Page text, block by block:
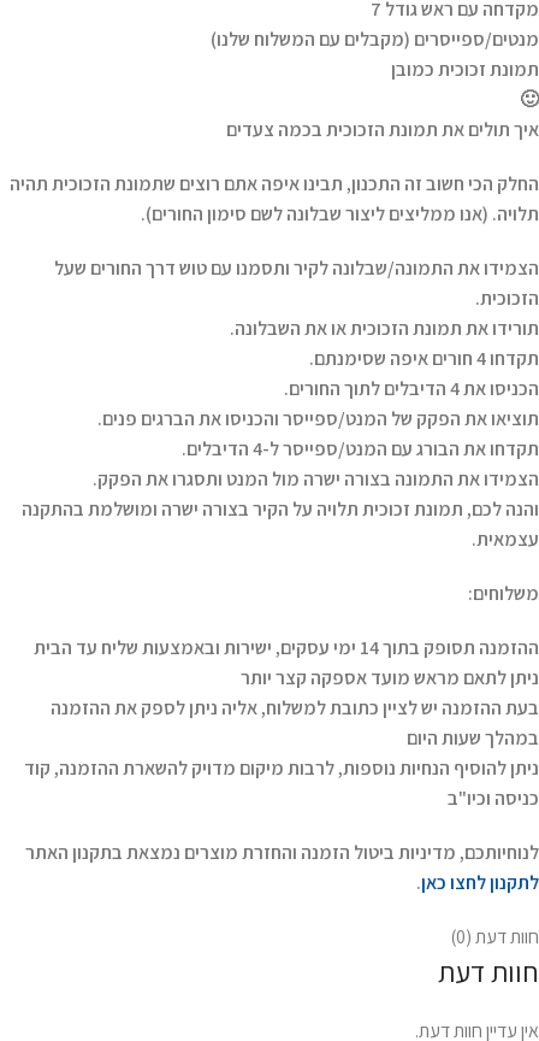
מקדחה עם ראש גודל 7
מנטים/ספייסרים (מקבלים עם המשלוח שלנו)
תמונת זכוכית כמובן
🙂
איך תולים את תמונת הזכוכית בכמה צעדים
החלק הכי חשוב זה התכנון, תבינו איפה אתם רוצים שתמונת הזכוכית תהיה
תלויה. (אנו ממליצים ליצור שבלונה לשם סימון החורים).
הצמידו את התמונה/שבלונה לקיר ותסמנו עם טוש דרך החורים שעל
הזכוכית.
תורידו את תמונת הזכוכית או את השבלונה.
תקדחו 4 חורים איפה שסימנתם.
הכניסו את 4 הדיבלים לתוך החורים.
תוציאו את הפקק של המנט/ספייסר והכניסו את הברגים פנים.
תקדחו את הבורג עם המנט/ספייסר ל-4 הדיבלים.
הצמידו את התמונה בצורה ישרה מול המנט ותסגרו את הפקק.
והנה לכם, תמונת זכוכית תלויה על הקיר בצורה ישרה ומושלמת בהתקנה
עצמאית.
משלוחים:
ההזמנה תסופק בתוך 14 ימי עסקים, ישירות ובאמצעות שליח עד הבית
ניתן לתאם מראש מועד אספקה קצר יותר
בעת ההזמנה יש לציין כתובת למשלוח, אליה ניתן לספק את ההזמנה
במהלך שעות היום
ניתן להוסיף הנחיות נוספות, לרבות מיקום מדויק להשארת ההזמנה, קוד
כניסה וכיו"ב
לנוחיותכם, מדיניות ביטול הזמנה והחזרת מוצרים נמצאת בתקנון האתר
לתקנון לחצו כאן.
חוות דעת (0)
חוות דעת
אין עדיין חוות דעת.